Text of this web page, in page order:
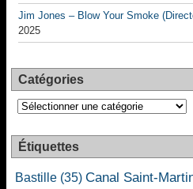
Jim Jones – Blow Your Smoke
2025
Catégories
Catégories
Étiquettes
Bastille (35) Canal Saint-